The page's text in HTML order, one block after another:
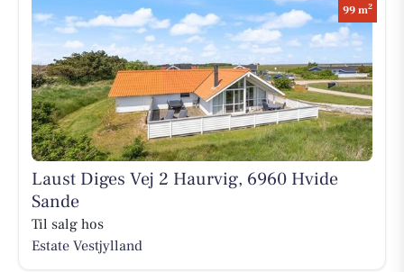
99 m2
Laust Diges Vej 2 Haurvig, 6960 Hvide
Sande
Til salg hos
Estate Vestjylland